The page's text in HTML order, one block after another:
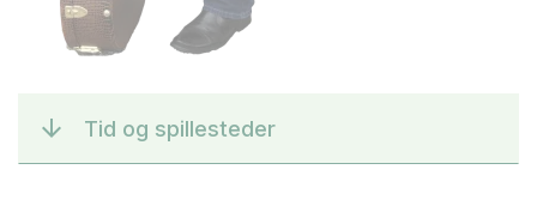
Tid og spillesteder